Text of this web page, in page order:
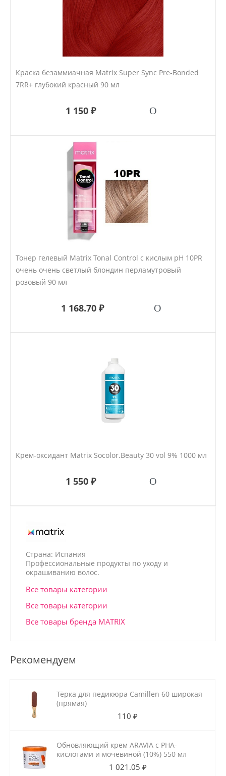
Краска безаммиачная Matrix Super Sync Pre-Bonded
7RR+ глубокий красный 90 мл
1 150 ₽
Тонер гелевый Matrix Tonal Control с кислым pH 10PR
очень очень светлый блондин перламутровый
розовый 90 мл
1 168.70 ₽
Крем-оксидант Matrix Socolor.Beаuty 30 vol 9% 1000 мл
1 550 ₽
Страна: Испания
Профессиональные продукты по уходу и
окрашиванию волос.
Все товары категории
Все товары категории
Все товары бренда MATRIX
Рекомендуем
Тёрка для педикюра Camillen 60 широкая
(прямая)
110 ₽
Обновляющий крем ARAVIA с РНА-
кислотами и мочевиной (10%) 550 мл
1 021.05 ₽